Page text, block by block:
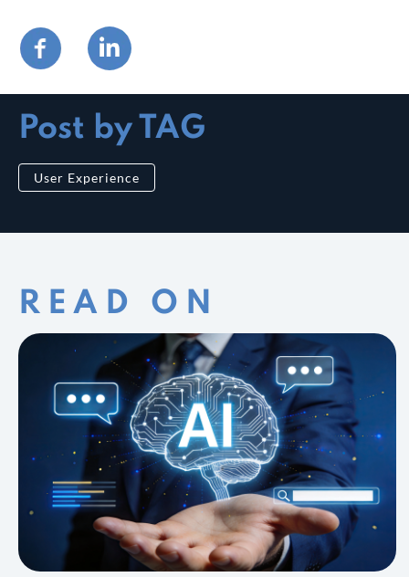
Post by TAG
User Experience
READ ON